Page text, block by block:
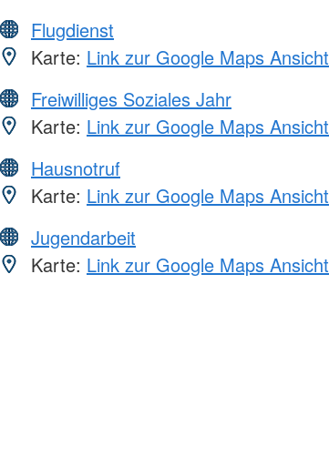
Flugdienst
Karte: Link zur Google Maps Ansicht
Freiwilliges Soziales Jahr
Karte: Link zur Google Maps Ansicht
Hausnotruf
Karte: Link zur Google Maps Ansicht
Jugendarbeit
Karte: Link zur Google Maps Ansicht